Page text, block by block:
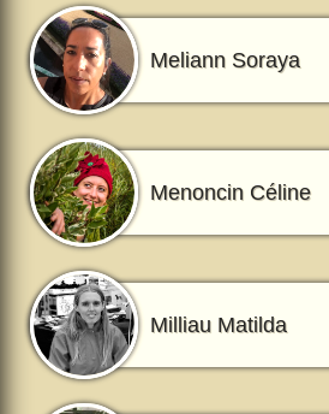
Meliann Soraya
Menoncin Céline
Milliau Matilda